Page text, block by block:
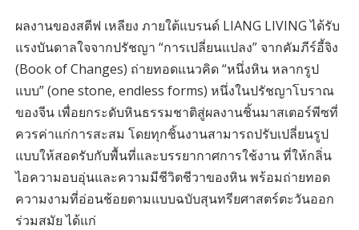
ผลงานของสตีฟ เหลียง ภายใต้แบรนด์ LIANG LIVING ได้รับ
แรงบันดาลใจจากปรัชญา “การเปลี่ยนแปลง” จากคัมภีร์อี้จิง
(Book of Changes) ถ่ายทอดแนวคิด “หนึ่งหิน หลากรูป
แบบ” (one stone, endless forms) หนึ่งในปรัชญาโบราณ
ของจีน เพื่อยกระดับหินธรรมชาติสู่ผลงานชิ้นมาสเตอร์พีซที่
ควรค่าแก่การสะสม โดยทุกชิ้นงานสามารถปรับเปลี่ยนรูป
แบบให้สอดรับกับพื้นที่และบรรยากาศการใช้งาน ที่ให้กลิ่น
ไอความอบอุ่นและความมีชีวิตชีวาของหิน พร้อมถ่ายทอด
ความงามที่อ่อนช้อยตามแบบฉบับสุนทรียศาสตร์ตะวันออก
ร่วมสมัย ได้แก่